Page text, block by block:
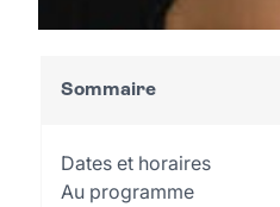
Sommaire
Dates et horaires
Au programme